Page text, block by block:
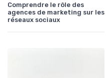
Comprendre le rôle des
agences de marketing sur les
réseaux sociaux